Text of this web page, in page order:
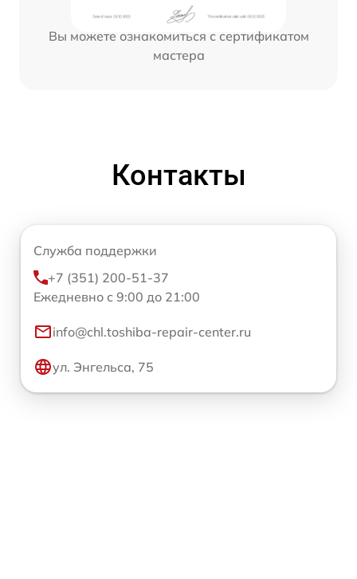
Вы можете ознакомиться с сертификатом
мастера
Контакты
Служба поддержки
+7 (351) 200-51-37
Ежедневно с 9:00 до 21:00
info@chl.toshiba-repair-center.ru
ул. Энгельса, 75